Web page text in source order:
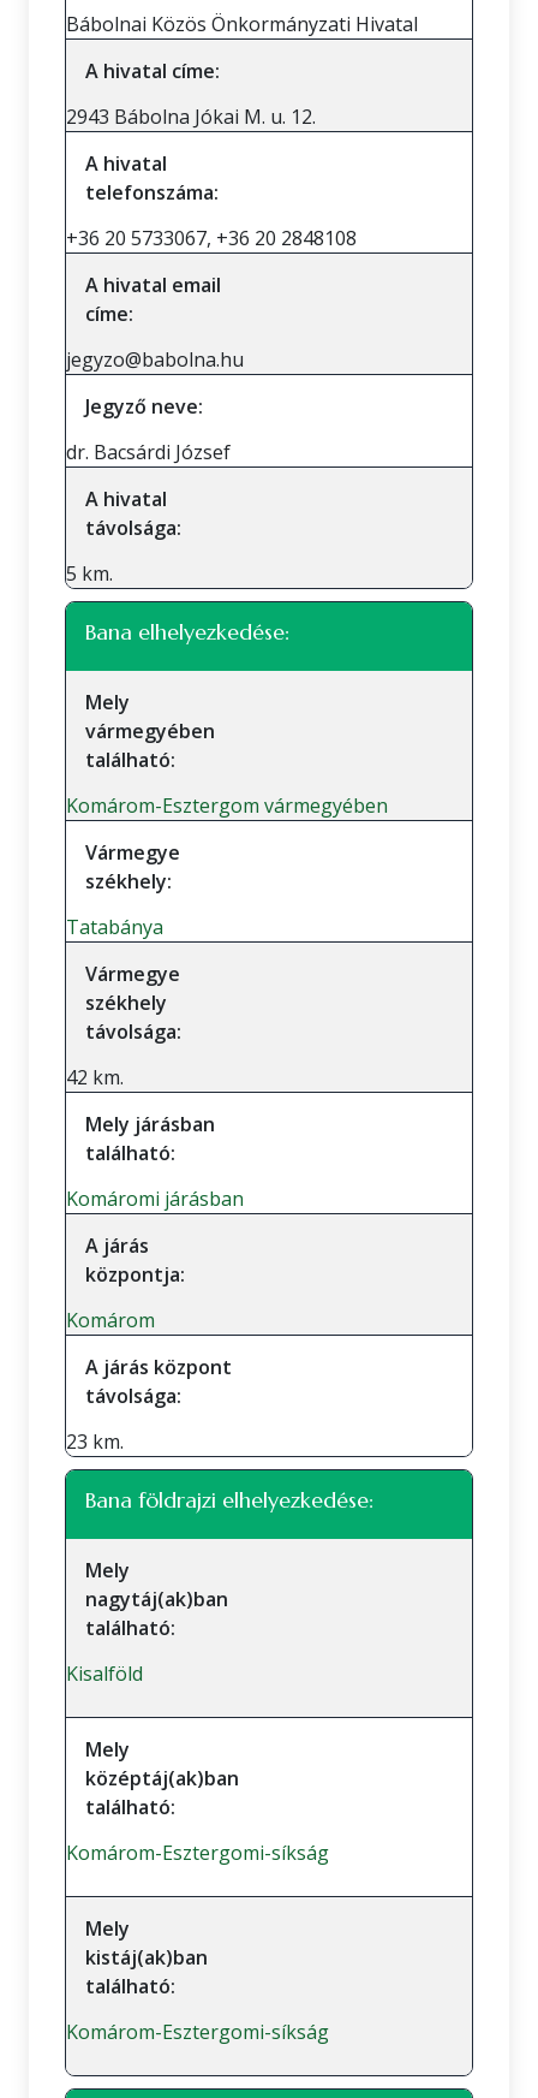
Bábolnai Közös Önkormányzati Hivatal
A hivatal címe:
2943 Bábolna Jókai M. u. 12.
A hivatal
telefonszáma:
+36 20 5733067, +36 20 2848108
A hivatal email
címe:
jegyzo@babolna.hu
Jegyző neve:
dr. Bacsárdi József
A hivatal
távolsága:
5 km.
Bana elhelyezkedése:
Mely
vármegyében
található:
Komárom-Esztergom vármegyében
Vármegye
székhely:
Tatabánya
Vármegye
székhely
távolsága:
42 km.
Mely járásban
található:
Komáromi járásban
A járás
központja:
Komárom
A járás központ
távolsága:
23 km.
Bana földrajzi elhelyezkedése:
Mely
nagytáj(ak)ban
található:
Kisalföld
Mely
középtáj(ak)ban
található:
Komárom-Esztergomi-síkság
Mely
kistáj(ak)ban
található:
Komárom-Esztergomi-síkság